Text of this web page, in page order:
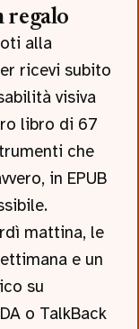
ricevi subito
visiva
libro di 67
che
in EPUB
mattina, le
e un
su
o TalkBack